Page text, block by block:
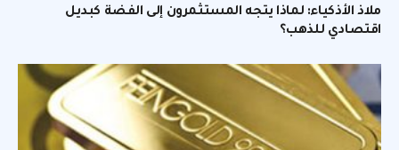
ملاذ الأذكياء: لماذا يتجه المستثمرون إلى الفضة كبديل
اقتصادي للذهب؟